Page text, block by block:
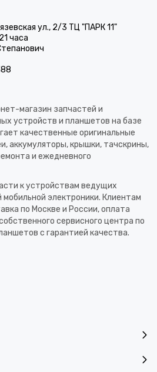
ул., 2/3 ТЦ "ПАРК 11"
часа
магазин запчастей и
устройств и планшетов на базе
качественные оригинальные
аккумуляторы, крышки, тачскрины,
и ежедневного
к устройствам ведущих
электроники. Клиентам
по Москве и России, оплата
сервисного центра по
с гарантией качества.